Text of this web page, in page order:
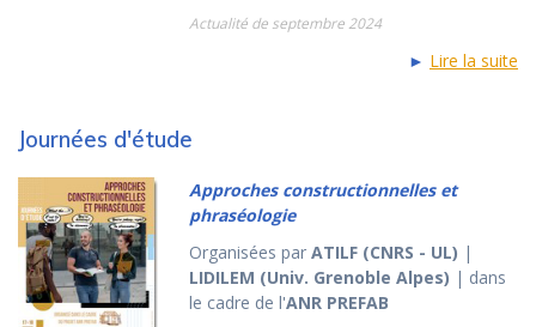
Actualité de septembre 2024
► Lire la suite
Journées d'étude
Approches constructionnelles et
phraséologie
Organisées parATILF (CNRS - UL) |
LIDILEM (Univ. Grenoble Alpes) | dans
le cadre de l'ANR PREFAB